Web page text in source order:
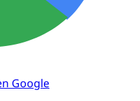
Google